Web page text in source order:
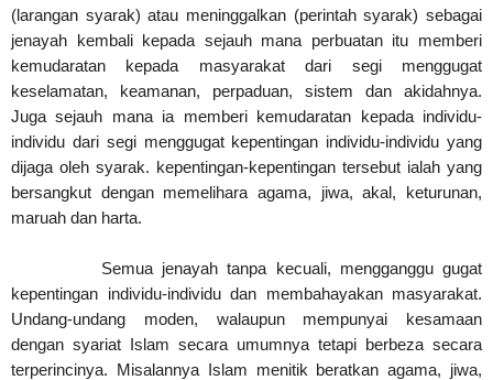
(larangan syarak) atau meninggalkan (perintah syarak) sebagai
jenayah kembali kepada sejauh mana perbuatan itu memberi
kemudaratan kepada masyarakat dari segi menggugat
keselamatan, keamanan, perpaduan, sistem dan akidahnya.
Juga sejauh mana ia memberi kemudaratan kepada individu-
individu dari segi menggugat kepentingan individu-individu yang
dijaga oleh syarak. kepentingan-kepentingan tersebut ialah yang
bersangkut dengan memelihara agama, jiwa, akal, keturunan,
maruah dan harta.
Semua jenayah tanpa kecuali, mengganggu gugat
kepentingan individu-individu dan membahayakan masyarakat.
Undang-undang moden, walaupun mempunyai kesamaan
dengan syariat Islam secara umumnya tetapi berbeza secara
terperincinya. Misalannya Islam menitik beratkan agama, jiwa,